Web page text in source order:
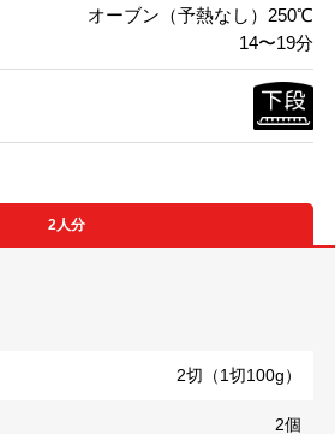
オーブン（予熱なし）250℃
14〜19分
2人分
2切（1切100g）
2個